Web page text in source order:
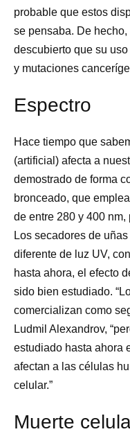
probable que estos
se pensaba. De
descubierto que su
y mutaciones
Espectro
Hace tiempo que
(artificial) afecta a
demostrado de forma
bronceado, que
de entre 280 y 400
Los secadores de
diferente de luz UV,
hasta ahora, el efecto
sido bien estudiado.
comercializan como
Ludmil Alexandrov,
estudiado hasta ahora
afectan a las células
celular.”
Muerte